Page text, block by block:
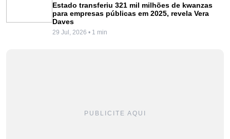
Estado transferiu 321 mil milhões de kwanzas
para empresas públicas em 2025, revela Vera
Daves
29 Jul, 2026 • 1 min
PUBLICITE AQUI